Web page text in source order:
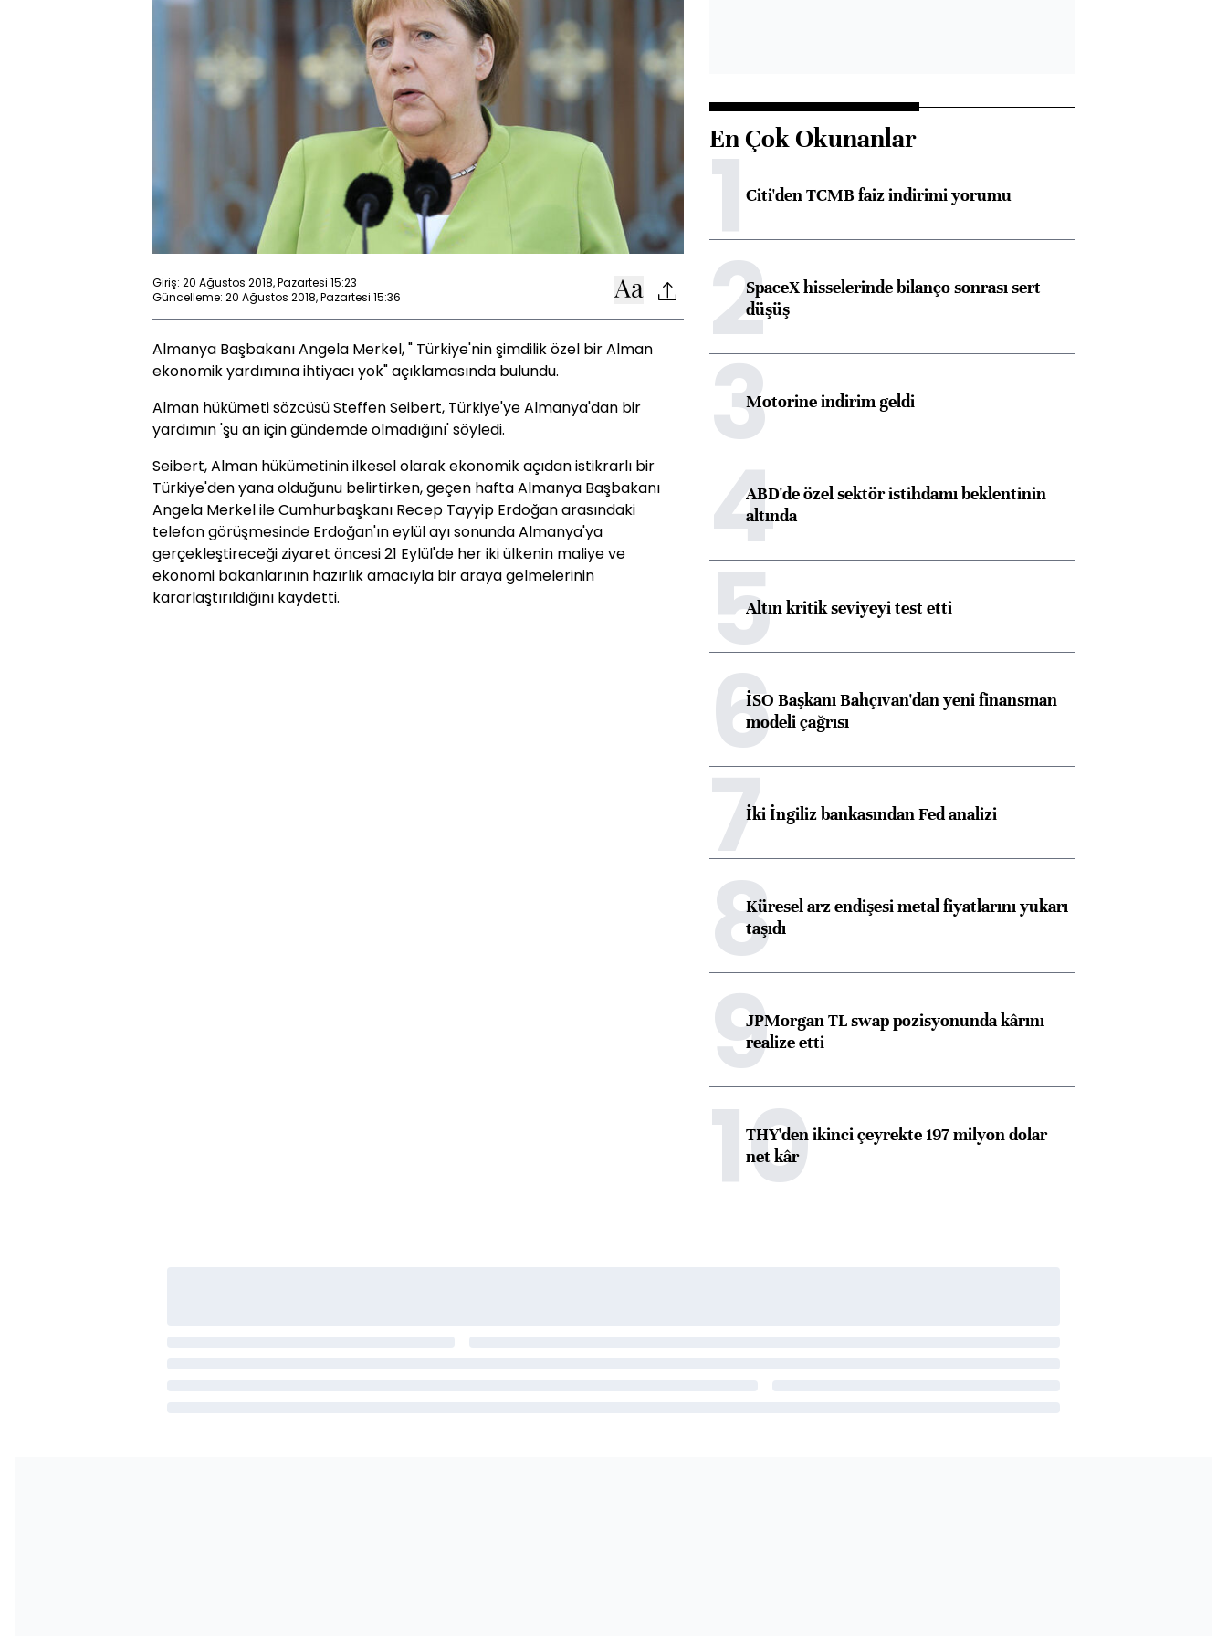
Giriş: 20 Ağustos 2018, Pazartesi 15:23
Güncelleme: 20 Ağustos 2018, Pazartesi 15:36
Almanya Başbakanı Angela Merkel, " Türkiye'nin şimdilik özel bir Alman
ekonomik yardımına ihtiyacı yok" açıklamasında bulundu.
Alman hükümeti sözcüsü Steffen Seibert, Türkiye'ye Almanya'dan bir
yardımın 'şu an için gündemde olmadığını' söyledi.
Seibert, Alman hükümetinin ilkesel olarak ekonomik açıdan istikrarlı bir
Türkiye'den yana olduğunu belirtirken, geçen hafta Almanya Başbakanı
Angela Merkel ile Cumhurbaşkanı Recep Tayyip Erdoğan arasındaki
telefon görüşmesinde Erdoğan'ın eylül ayı sonunda Almanya'ya
gerçekleştireceği ziyaret öncesi 21 Eylül'de her iki ülkenin maliye ve
ekonomi bakanlarının hazırlık amacıyla bir araya gelmelerinin
kararlaştırıldığını kaydetti.
En Çok Okunanlar
1Citi'den TCMB faiz indirimi yorumu
2SpaceX hisselerinde bilanço sonrası sert
düşüş
3Motorine indirim geldi
4ABD'de özel sektör istihdamı beklentinin
altında
5Altın kritik seviyeyi test etti
6İSO Başkanı Bahçıvan'dan yeni finansman
modeli çağrısı
7İki İngiliz bankasından Fed analizi
8Küresel arz endişesi metal fiyatlarını yukarı
taşıdı
9JPMorgan TL swap pozisyonunda kârını
realize etti
10
THY'den ikinci çeyrekte 197 milyon dolar
net kâr